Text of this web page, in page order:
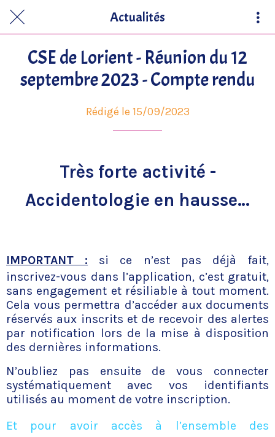
Actualités
CSE de Lorient - Réunion du 12
septembre 2023 - Compte rendu
Rédigé le 15/09/2023
Très forte activité -
Accidentologie en hausse…
IMPORTANT : si ce n’est pas déjà fait,
inscrivez-vous dans l’application, c’est gratuit,
sans engagement et résiliable à tout moment.
Cela vous permettra d’accéder aux documents
réservés aux inscrits et de recevoir des alertes
par notification lors de la mise à disposition
des dernières informations.
N’oubliez pas ensuite de vous connecter
systématiquement avec vos identifiants
utilisés au moment de votre inscription.
Et pour avoir accès à l’ensemble des